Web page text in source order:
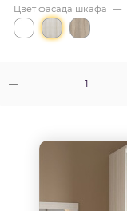
Цвет фасада шкафа —